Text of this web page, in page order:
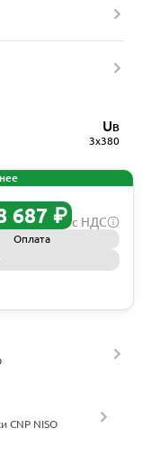
UВ
3x380
687 ₽ с НДС
Оплата
CNP NISO